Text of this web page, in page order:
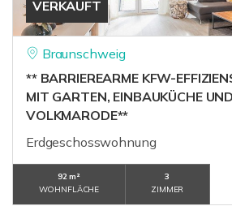
VERKAUFT
Braunschweig
** BARRIEREARME KFW-
MIT GARTEN, EINBAUKÜCHE
VOLKMARODE**
Erdgeschosswohnung
92 m²
WOHNFLÄCHE
3
ZIMMER